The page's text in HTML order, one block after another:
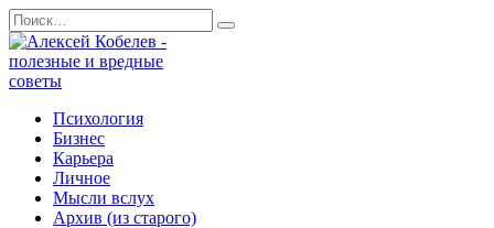
Перейти
к
содержанию
Search
for:
Психология
Бизнес
Карьера
Личное
Мысли вслух
Архив (из старого)